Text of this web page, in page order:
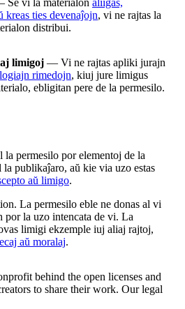
Se vi la materialon aliigas,
kreas ties devenaĵojn, vi ne rajtas la
distribui.
limigoj — Vi ne rajtas apliki jurajn
rimedojn, kiuj jure limigus
ebligitan pere de la permesilo.
permesilo por elementoj de la
la publikaĵaro, aŭ kie via uzo estas
aŭ limigo.
La permesilo eble ne donas al vi
por la uzo intencata de vi. La
limigi ekzemple iuj aliaj rajtoj,
aŭ moralaj.
behind the open licenses and
to share their work. Our legal